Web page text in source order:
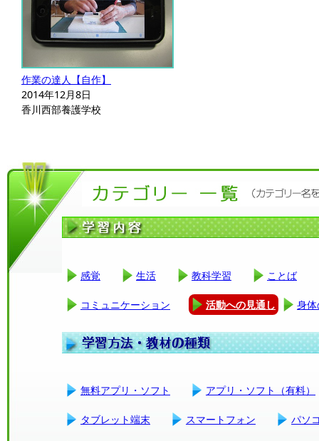
作業の達人【自作】
2014年12月8日
香川西部養護学校
感覚 生活 教科学習 ことば
コミュニケーション 活動への見通し 身
無料アプリ・ソフト アプリ・ソフト（有料）
タブレット端末 スマートフォン パソ